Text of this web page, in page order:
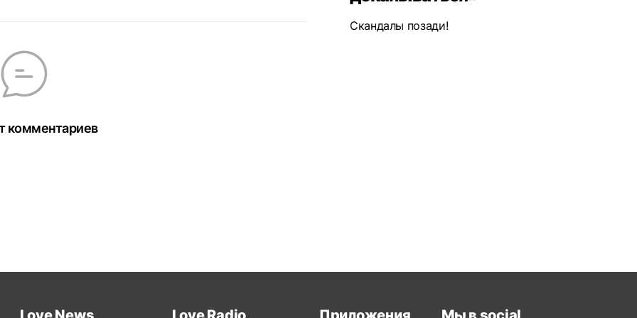
комментариев
Скандалы позади!